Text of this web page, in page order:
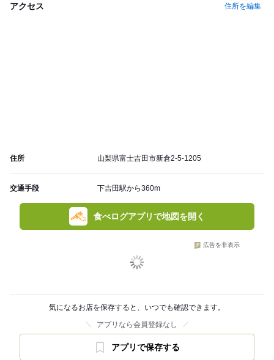
アクセス 住所を編集
住所 山梨県富士吉田市新倉2-5-1205
交通手段 下吉田駅から360m
食べログアプリで地図を開く
広告を非表示
気になるお店を保存すると、いつでも確認できます。
アプリなら会員登録なし
アプリで保存する